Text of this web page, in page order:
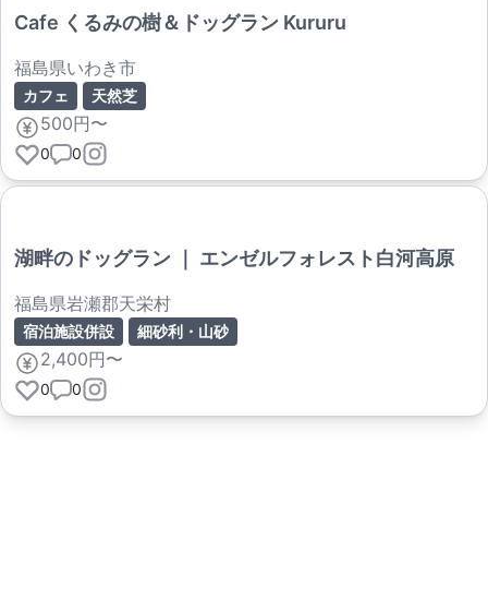
Cafe くるみの樹＆ドッグラン Kururu
福島県いわき市
カフェ 天然芝
500円〜
0 0
湖畔のドッグラン ｜ エンゼルフォレスト白河高原
福島県岩瀬郡天栄村
宿泊施設併設 細砂利・山砂
2,400円〜
0 0